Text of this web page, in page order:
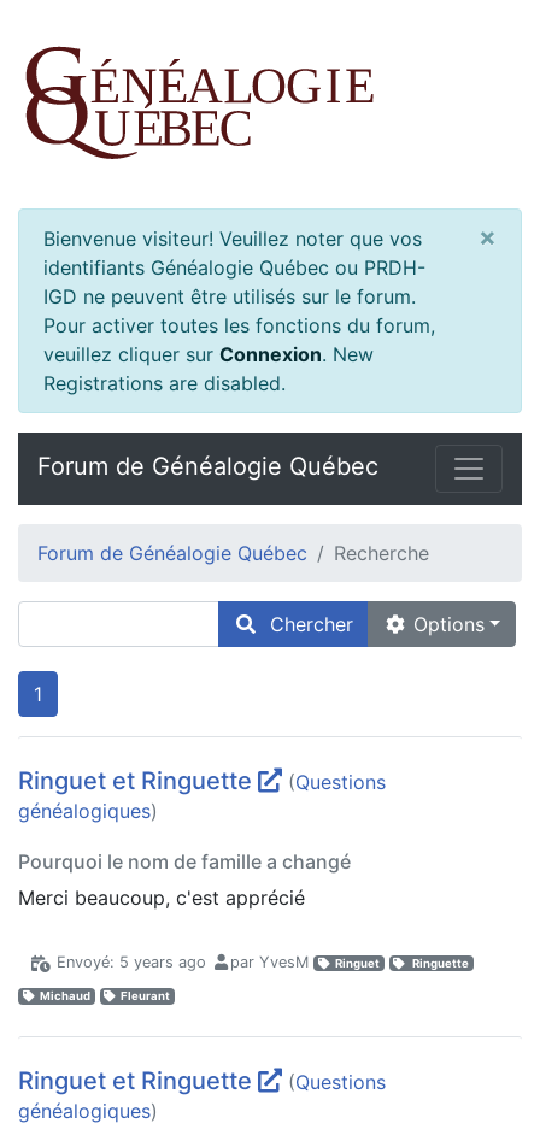
Bienvenue visiteur! Veuillez noter que vos
identifiants Généalogie Québec ou PRDH-
IGD ne peuvent être utilisés sur le forum.
Pour activer toutes les fonctions du forum,
veuillez cliquer sur Connexion. New
Registrations are disabled.
×
Forum de Généalogie Québec
Forum de Généalogie Québec Recherche
Chercher Options
1
Ringuet et Ringuette (Questions
généalogiques)
Pourquoi le nom de famille a changé
Merci beaucoup, c'est apprécié
Envoyé: 5 years ago par YvesM Ringuet Ringuette
Michaud Fleurant
Ringuet et Ringuette (Questions
généalogiques)